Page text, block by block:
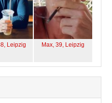
Leipzig Max, 39, Leipzig